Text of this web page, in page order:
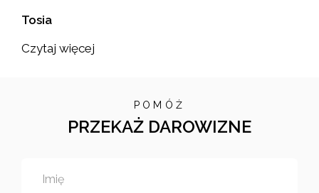
Tosia
Czytaj więcej
POMÓŻ
PRZEKAŻ DAROWIZNE
Imię